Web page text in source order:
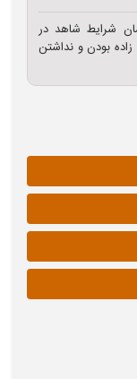
شرایط شاهد در
بودن و نداشتن